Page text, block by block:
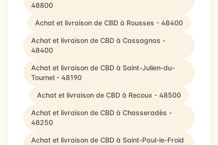
48800
Achat et livraison de CBD à Rousses - 48400
Achat et livraison de CBD à Cassagnas -
48400
Achat et livraison de CBD à Saint-Julien-du-
Tournel - 48190
Achat et livraison de CBD à Recoux - 48500
Achat et livraison de CBD à Chasseradès -
48250
Achat et livraison de CBD à Saint-Paul-le-Froid